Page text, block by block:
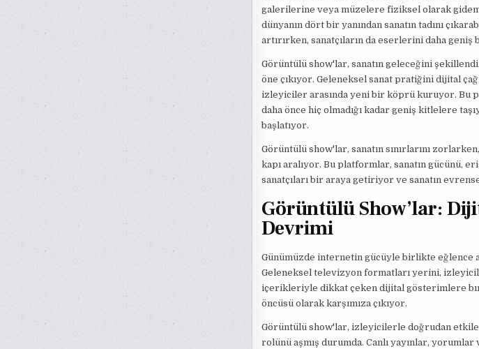
galerilerine veya müzelere fiziksel olarak
dünyanın dört bir yanından sanatın tadını
artırırken, sanatçıların da eserlerini daha
Görüntülü show'lar, sanatın geleceğini
öne çıkıyor. Geleneksel sanat pratiğini dijital
izleyiciler arasında yeni bir köprü kuruyor. Bu
daha önce hiç olmadığı kadar geniş kitlelere
başlatıyor.
Görüntülü show'lar, sanatın sınırlarını
kapı aralıyor. Bu platformlar, sanatın gücünü,
sanatçıları bir araya getiriyor ve sanatın
Görüntülü Show’lar:
Devrimi
Günümüzde internetin gücüyle birlikte eğlence
Geleneksel televizyon formatları yerini,
içerikleriyle dikkat çeken dijital gösterimlere
öncüsü olarak karşımıza çıkıyor.
Görüntülü show'lar, izleyicilerle doğrudan
rolünü aşmış durumda. Canlı yayınlar,